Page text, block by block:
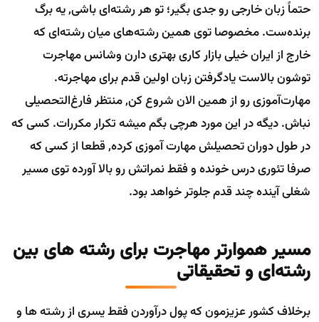
حتماً زبان خارجی رو جدی بگیر؛ تو هر رشته‌ای باشی, یه برگ
برنده‌ست. مخصوصا توی همین رشته‌های میان رشته‌ای که
خارج از ایران خیلی بازار کاری بهتری دارن وشانس مهاجرت
توشون بالاست یادگرفتن زبان اولین قدم برای مهاجرته.
مهارت‌آموزی رو از همین الان شروع کن, منتظر فارغ‌التحصیلی
نباش. دیگه در این مورد هرچی بگم میشه تکرار مکررات. کسی که
در طول دوران تحصیلش مهارت آموزی کرده, قطعا از کسی که
صرفا تئوری درس خونده و فقط نمراتش رو بالا آورده توی مسیر
شغلی آینده چند قدم جلوتر خواهد بود.
مسیر هموارتر مهاجرت برای رشته های بین
رشته‌ای و تحقیقاتی
برخلاف کشور عزیزمون که پول درآوردن فقط یسری از رشته ها و